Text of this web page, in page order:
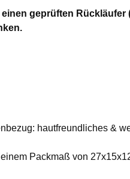
geprüften
hautfreundliches &
Packmaß von